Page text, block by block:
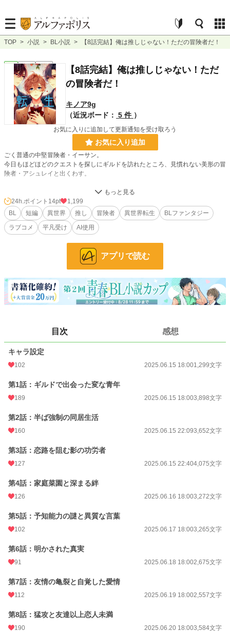
TOP > 小説 > BL小説 > 【8話完結】俺は推しじゃない！ただの冒険者だ！
BL 完結 短編
【8話完結】俺は推しじゃない！ただ
の冒険者だ！
キノア9g
（近況ボード： 5 件 ）
お気に入りに追加して更新通知を受け取ろう
お気に入り追加
ごく普通の中堅冒険者・イーサン。
今日もほどほどのクエストを探しにギルドを訪れたところ、見慣れない美形の冒
険者・アシュレイと出くわす。
最初は「珍しい奴がいるな」程度だった。
だが次の瞬間──
「あなたは僕の推しです！」
そう叫びながら抱きついてきたかと思えば、つきまとう、語りかける、迫ってく
挙句、自宅の前で待ち伏せまで！？
平穏な日常をこよなく愛するイーサンと、
“推しの幸せ”のためなら迷惑も距離感も超えていく超ポジティブ転生者・アシュ
愛とは、追うものか、追われるものか。
ふたりの距離が縮まる日はくるのか！？
強くて貢ぎ癖のあるイケメン転生者 × 弱めで普通な中堅冒険者。
全8話
小説 29,863 位 / 228,781 件
BL
お気に入り 153
初回公開日時
2025.06.20 18:35
週間ポイント
月間ポイント 794 pt (27,421 位)
年間ポイント
累計ポイント 34,248 pt (54,445 位)
24h.ポイント 14pt
1,199
BL
短編 異世界 推し 冒険者 異世界転生
BLファンタジー
ラブコメ
平凡受け AI使用
アプリで読む
目次 感想
キャラ設定
102 2025.06.15 18:001,299文字
第1話：ギルドで出会った変な青年
189 2025.06.15 18:003,898文字
第2話：半ば強制の同居生活
160 2025.06.15 22:093,652文字
第3話：恋路を阻む影の功労者
127 2025.06.15 22:404,075文字
第4話：家庭菜園と深まる絆
126 2025.06.16 18:003,272文字
第5話：予知能力の謎と異質な言葉
102 2025.06.17 18:003,265文字
第6話：明かされた真実
91 2025.06.18 18:002,675文字
第7話：友情の亀裂と自覚した愛情
112 2025.06.19 18:002,557文字
第8話：猛攻と友達以上恋人未満
190 2025.06.20 18:003,584文字